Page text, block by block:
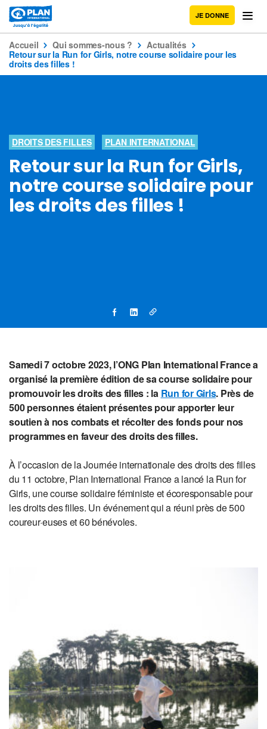
JE DONNE
Accueil Qui sommes-nous ?
Actualités
Retour sur la Run for Girls, notre course solidaire pour les
droits des filles !
DROITS DES FILLES PLAN INTERNATIONAL
Retour sur la Run for Girls,
notre course solidaire pour
les droits des filles !
Samedi 7 octobre 2023, l’ONG Plan International France a
organisé la première édition de sa course solidaire pour
promouvoir les droits des filles : la Run for Girls. Près de
500 personnes étaient présentes pour apporter leur
soutien à nos combats et récolter des fonds pour nos
programmes en faveur des droits des filles.
À l’occasion de la Journée internationale des droits des filles
du 11 octobre, Plan International France a lancé la Run for
Girls, une course solidaire féministe et écoresponsable pour
les droits des filles. Un événement qui a réuni près de 500
coureur·euses et 60 bénévoles.